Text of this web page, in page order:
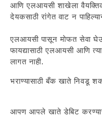
आणि एलआयसी शाखेला
देयकसाठी रांगेत वाट न
एलआयसी पासून मोफत सेवा
फायद्यासाठी एलआयसी आणि
लागत नाही.
भराण्यासाठी बँक खाते निवडू
आपण आपले खाते डेबिट